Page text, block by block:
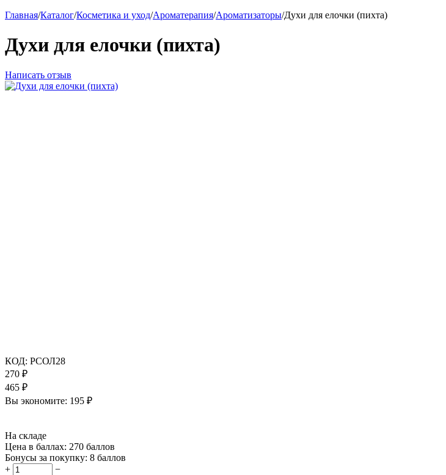
Главная/Каталог/Косметика и уход/Ароматерапия/Ароматизаторы/Духи для елочки (пихта)
Духи для елочки (пихта)
Написать отзыв
КОД: РСОЛ28
270 ₽
465 ₽
Вы экономите: 195 ₽
На складе
Цена в баллах: 270 баллов
Бонусы за покупку: 8 баллов
+
−